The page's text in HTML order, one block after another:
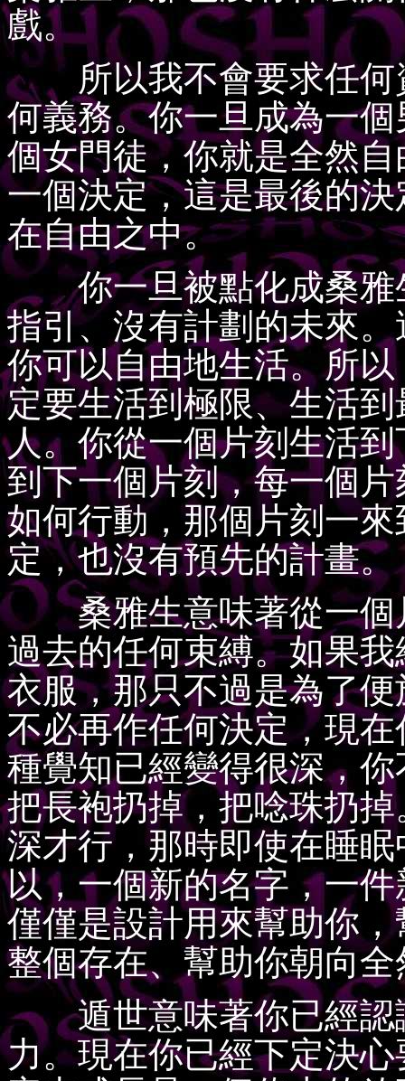
戲。
所以我不會要求任何
何義務。你一旦成為一個
個女門徒，你就是全然
一個決定，這是最後的
在自由之中。
你一旦被點化成桑雅
指引、沒有計劃的未來
你可以自由地生活。所
定要生活到極限、生活
人。你從一個片刻生活
到下一個片刻，每一個
如何行動，那個片刻一
定，也沒有預先的計畫。
桑雅生意味著從一個
過去的任何束縛。如果
衣服，那只不過是為了
不必再作任何決定，現
種覺知已經變得很深，
把長袍扔掉，把唸珠扔
深才行，那時即使在睡
以，一個新的名字，一
僅僅是設計用來幫助你
整個存在、幫助你朝向
遁世意味著你已經認
力。現在你已經下定決